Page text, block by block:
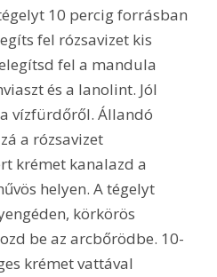
10 percig forrásban
fel rózsavizet kis
fel a mandula
és a lanolint. Jól
vízfürdőről. Állandó
a rózsavizet
krémet kanalazd a
helyen. A tégelyt
körkörös
be az arcbőrödbe. 10-
krémet vattával